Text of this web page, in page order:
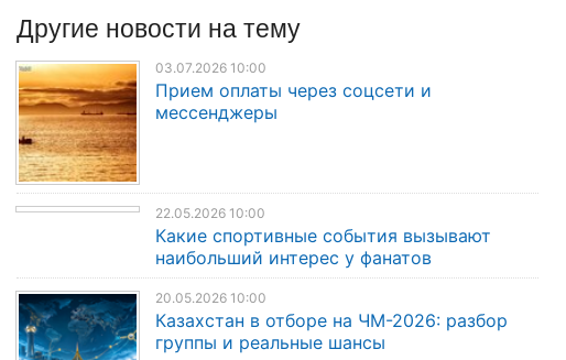
Другие новости на тему
03.07.2026 10:00
Прием оплаты через соцсети и
мессенджеры
22.05.2026 10:00
Какие спортивные события вызывают
наибольший интерес у фанатов
20.05.2026 10:00
Казахстан в отборе на ЧМ-2026: разбор
группы и реальные шансы